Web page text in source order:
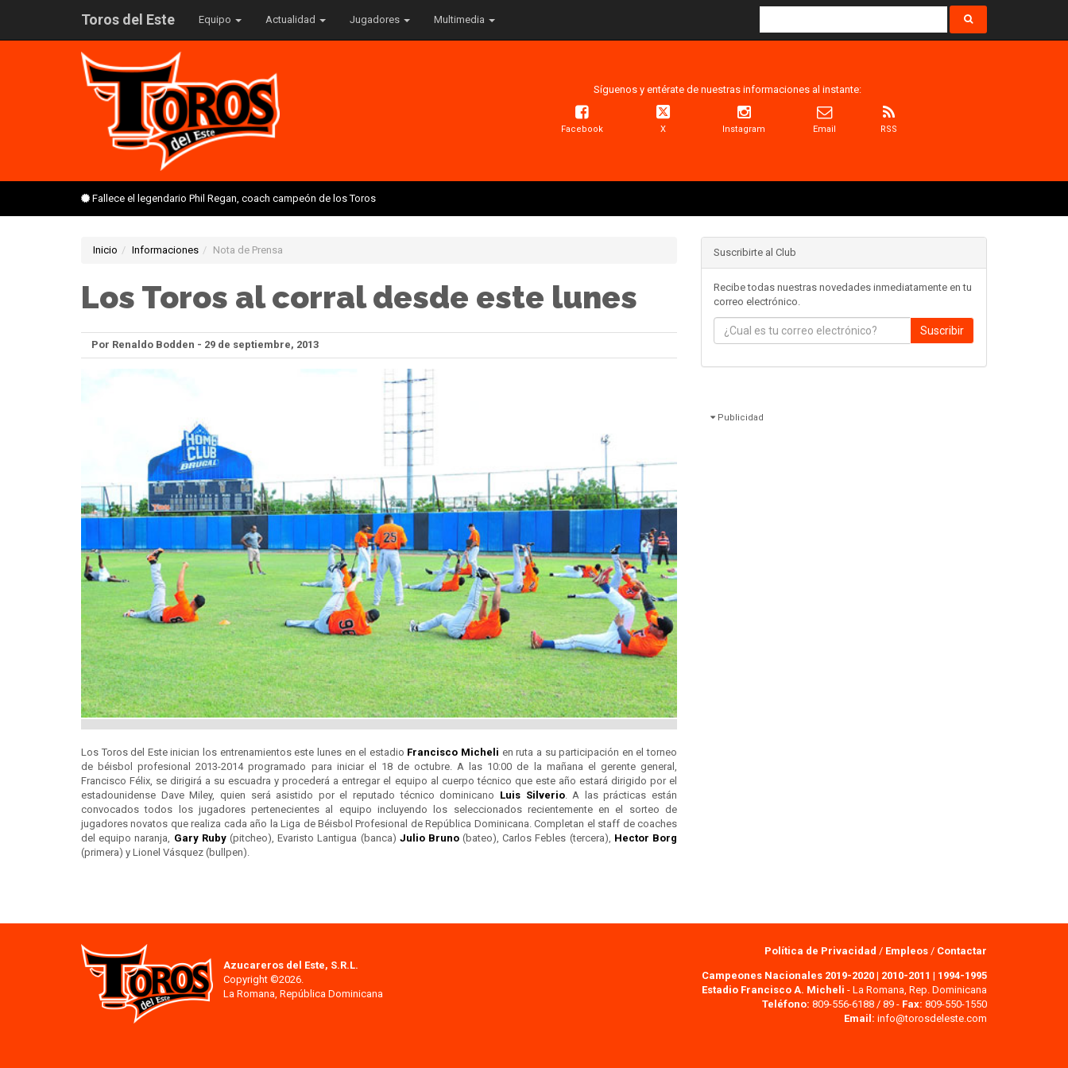
Toros del Este Equipo Actualidad Jugadores Multimedia
Síguenos y entérate de nuestras informaciones al instante:
Facebook X Instagram Email RSS
Fallece el legendario Phil Regan, coach campeón de los Toros
Inicio Informaciones Nota de Prensa
Los Toros al corral desde este lunes
Por Renaldo Bodden - 29 de septiembre, 2013
Los Toros del Este inician los entrenamientos este lunes en el estadio Francisco Micheli en ruta a su participación en el torneo
de béisbol profesional 2013-2014 programado para iniciar el 18 de octubre. A las 10:00 de la mañana el gerente general,
Francisco Félix, se dirigirá a su escuadra y procederá a entregar el equipo al cuerpo técnico que este año estará dirigido por el
estadounidense Dave Miley, quien será asistido por el reputado técnico dominicano Luis Silverio. A las prácticas están
convocados todos los jugadores pertenecientes al equipo incluyendo los seleccionados recientemente en el sorteo de
jugadores novatos que realiza cada año la Liga de Béisbol Profesional de República Dominicana. Completan el staff de coaches
del equipo naranja, Gary Ruby(pitcheo), Evaristo Lantigua (banca) Julio Bruno(bateo), Carlos Febles (tercera), Hector Borg
(primera) y Lionel Vásquez (bullpen).
Suscribirte al Club
Recibe todas nuestras novedades inmediatamente en tu
correo electrónico.
Suscribir
Publicidad
Azucareros del Este, S.R.L.
Copyright ©2026.
La Romana, República Dominicana
Política de Privacidad / Empleos / Contactar
Campeones Nacionales 2019-2020 | 2010-2011 | 1994-1995
Estadio Francisco A. Micheli - La Romana, Rep. Dominicana
Teléfono: 809-556-6188 / 89 - Fax: 809-550-1550
Email: info@torosdeleste.com